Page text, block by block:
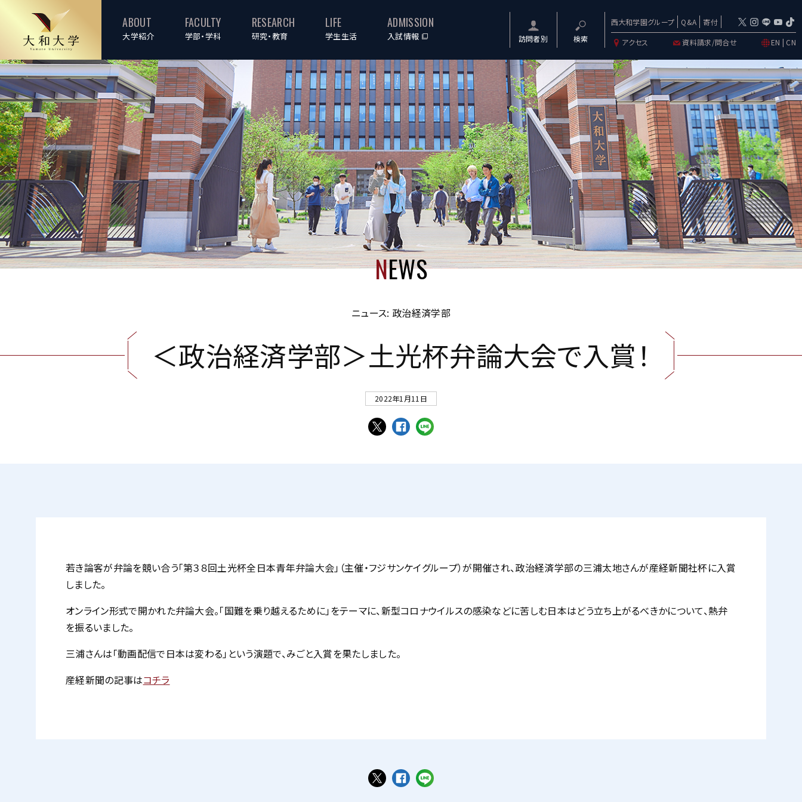
ABOUT
大学紹介
FACULTY
学部・学科
RESEARCH
研究・教育
LIFE
学生生活
ADMISSION
入試情報 訪問者別 検索
西大和学園グループ Q&A
寄付
アクセス
資料請求/問合せ EN | CN
NEWS
ニュース: 政治経済学部
＜政治経済学部＞土光杯弁論大会で入賞 ！
2022年1月11日
若き論客が弁論を競い合う「第３８回土光杯全日本青年弁論大会」（主催・フジサンケイグループ）が開催され、政治経済学部の三浦太地さんが産経新聞社杯に入賞
しました。
オンライン形式で開かれた弁論大会。「国難を乗り越えるために」をテーマに、新型コロナウイルスの感染などに苦しむ日本はどう立ち上がるべきかについて、熱弁
を振るいました。
三浦さんは「動画配信で日本は変わる」という演題で、みごと入賞を果たしました。
産経新聞の記事はコチラ